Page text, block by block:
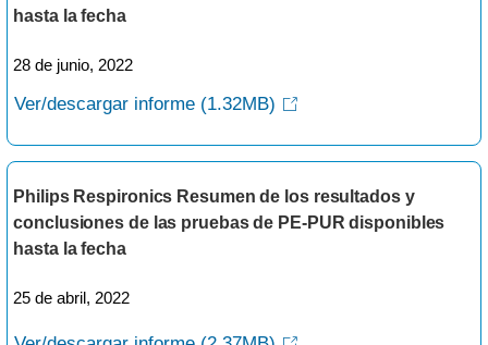
hasta la fecha
28 de junio, 2022
Ver/descargar informe (1.32MB)
Philips Respironics Resumen de los resultados y
conclusiones de las pruebas de PE-PUR disponibles
hasta la fecha
25 de abril, 2022